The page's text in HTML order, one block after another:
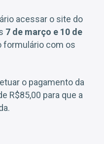
acessar o site do
7 de março e 10 de
formulário com os
o pagamento da
R$85,00 para que a